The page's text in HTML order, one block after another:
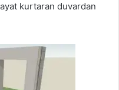
kurtaran duvardan